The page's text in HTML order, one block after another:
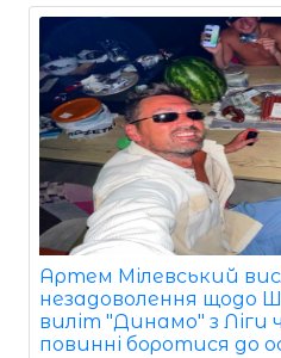
Артем Мілевський
незадоволення щодо
виліт "Динамо" з Ліги
повинні боротися до